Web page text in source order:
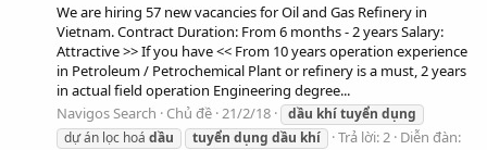
We are hiring 57 new vacancies for Oil and Gas Refinery in
Vietnam. Contract Duration: From 6 months - 2 years Salary:
Attractive >> If you have << From 10 years operation experience
in Petroleum / Petrochemical Plant or refinery is a must, 2 years
in actual field operation Engineering degree...
Navigos Search
Chủ đề 21/2/18 dầu khítuyển dụng
dự án lọc hoá dầu tuyển dụng dầu khí Trả lời: 2 Diễn đàn: